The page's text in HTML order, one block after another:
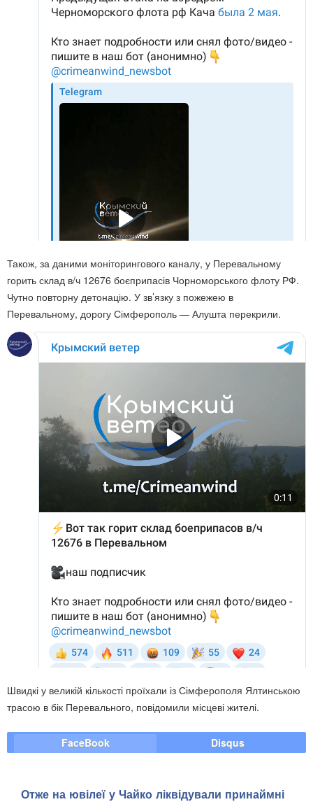
Також, за даними моніторингового каналу, у Перевальному
горить склад в/ч 12676 боєприпасів Чорноморського флоту РФ.
Чутно повторну детонацію. У зв’язку з пожежею в
Перевальному, дорогу Сімферополь — Алушта перекрили.
Швидкі у великій кількості проїхали із Сімферополя Ялтинською
трасою в бік Перевального, повідомили місцеві жителі.
FaceBook Disqus
Отже на ювілеї у Чайко ліквідували принаймні